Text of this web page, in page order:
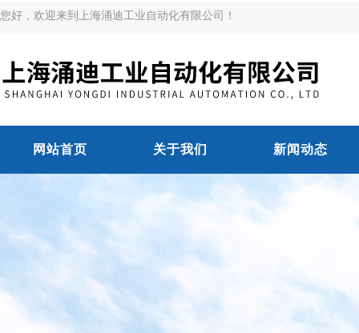
您好，欢迎来到上海涌迪工业自动化有限公司！
网站首页 关于我们 新闻动态